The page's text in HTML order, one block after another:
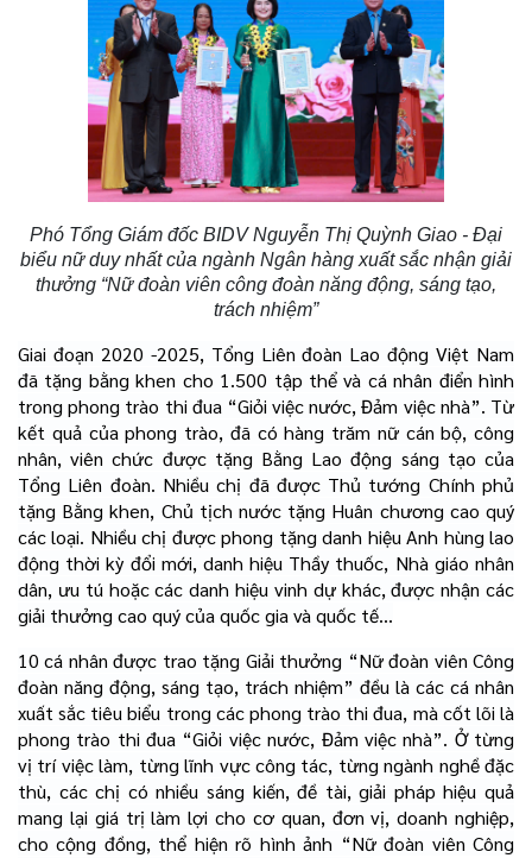
Phó Tổng Giám đốc BIDV Nguyễn Thị Quỳnh Giao - Đại
biểu nữ duy nhất của ngành Ngân hàng xuất sắc nhận giải
thưởng “Nữ đoàn viên công đoàn năng động, sáng tạo,
trách nhiệm”
Giai đoạn 2020 -2025, Tổng Liên đoàn Lao động Việt Nam
đã tặng bằng khen cho 1.500 tập thể và cá nhân điển hình
trong phong trào thi đua “Giỏi việc nước, Đảm việc nhà”. Từ
kết quả của phong trào, đã có hàng trăm nữ cán bộ, công
nhân, viên chức được tặng Bằng Lao động sáng tạo của
Tổng Liên đoàn. Nhiều chị đã được Thủ tướng Chính phủ
tặng Bằng khen, Chủ tịch nước tặng Huân chương cao quý
các loại. Nhiều chị được phong tặng danh hiệu Anh hùng lao
động thời kỳ đổi mới, danh hiệu Thầy thuốc, Nhà giáo nhân
dân, ưu tú hoặc các danh hiệu vinh dự khác, được nhận các
giải thưởng cao quý của quốc gia và quốc tế…
10 cá nhân được trao tặng Giải thưởng “Nữ đoàn viên Công
đoàn năng động, sáng tạo, trách nhiệm” đều là các cá nhân
xuất sắc tiêu biểu trong các phong trào thi đua, mà cốt lõi là
phong trào thi đua “Giỏi việc nước, Đảm việc nhà”. Ở từng
vị trí việc làm, từng lĩnh vực công tác, từng ngành nghề đặc
thù, các chị có nhiều sáng kiến, đề tài, giải pháp hiệu quả
mang lại giá trị làm lợi cho cơ quan, đơn vị, doanh nghiệp,
cho cộng đồng, thể hiện rõ hình ảnh “Nữ đoàn viên Công